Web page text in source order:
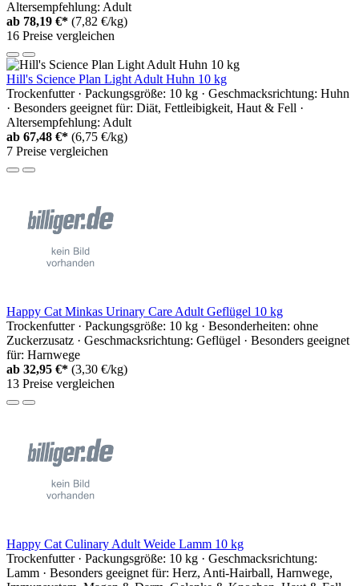
Altersempfehlung: Adult
ab 78,19 €* (7,82 €/kg)
16 Preise vergleichen
Hill's Science Plan Light Adult Huhn 10 kg
Trockenfutter · Packungsgröße: 10 kg · Geschmacksrichtung: Huhn
· Besonders geeignet für: Diät, Fettleibigkeit, Haut & Fell ·
Altersempfehlung: Adult
ab 67,48 €* (6,75 €/kg)
7 Preise vergleichen
Happy Cat Minkas Urinary Care Adult Geflügel 10 kg
Trockenfutter · Packungsgröße: 10 kg · Besonderheiten: ohne
Zuckerzusatz · Geschmacksrichtung: Geflügel · Besonders geeignet
für: Harnwege
ab 32,95 €* (3,30 €/kg)
13 Preise vergleichen
Happy Cat Culinary Adult Weide Lamm 10 kg
Trockenfutter · Packungsgröße: 10 kg · Geschmacksrichtung:
Lamm · Besonders geeignet für: Herz, Anti-Hairball, Harnwege,